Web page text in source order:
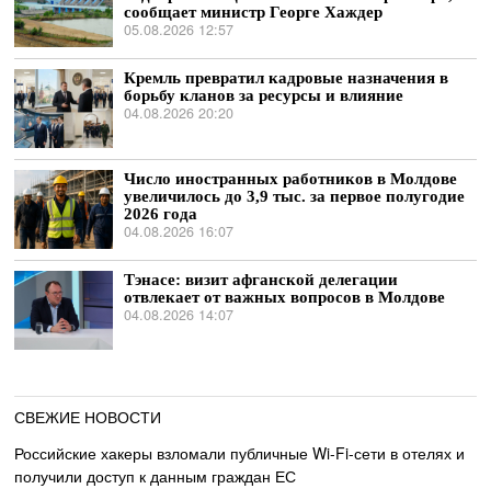
сообщает министр Георге Хаждер
05.08.2026 12:57
Кремль превратил кадровые назначения в
борьбу кланов за ресурсы и влияние
04.08.2026 20:20
Число иностранных работников в Молдове
увеличилось до 3,9 тыс. за первое полугодие
2026 года
04.08.2026 16:07
Тэнасе: визит афганской делегации
отвлекает от важных вопросов в Молдове
04.08.2026 14:07
СВЕЖИЕ НОВОСТИ
Российские хакеры взломали публичные Wi-Fi-сети в отелях и
получили доступ к данным граждан ЕС